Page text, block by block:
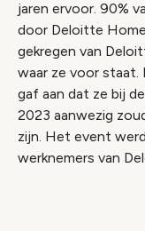
jaren ervoor. 90%
door Deloitte
gekregen van
waar ze voor staat.
gaf aan dat ze bij
2023 aanwezig
zijn. Het event
werknemers van